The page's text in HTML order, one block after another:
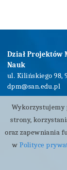
Dział Projektów
Nauk
ul. Kilińskiego 98,
dpm@san.edu.pl
Wykorzystujemy
strony,
oraz zapewniania
wPolityce